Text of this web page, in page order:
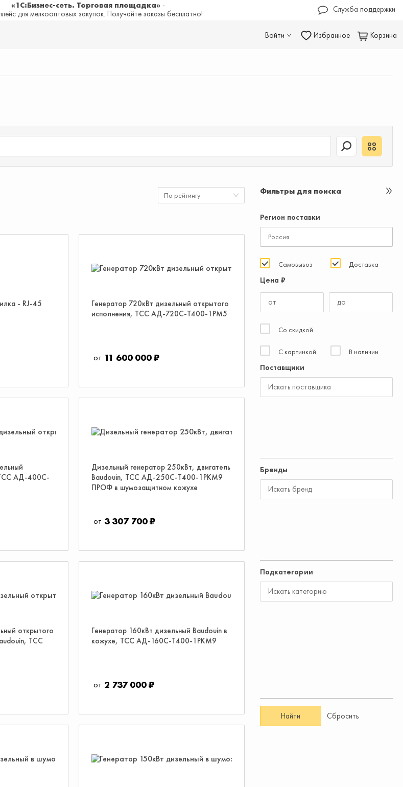
«1С:Бизнес-сеть. Торговая площадка» -
для мелкооптовых закупок. Получайте заказы бесплатно!
Служба поддержки
Войти Избранное Корзина
По рейтингу
- RJ-45
Генератор 720кВт дизельный открытого
исполнения, ТСС АД-720С-Т400-1РМ5
11 600 000 ₽
ТСС АД-400С-
Дизельный генератор 250кВт, двигатель
Baudouin, ТСС АД-250С-Т400-1РКМ9
ПРОФ в шумозащитном кожухе
3 307 700 ₽
открытого
ТСС
Генератор 160кВт дизельный Baudouin в
кожухе, ТСС АД-160С-Т400-1РКМ9
2 737 000 ₽
Фильтры для поиска
Регион поставки
Самовывоз Доставка
Цена ₽
Со скидкой
С картинкой В наличии
Поставщики
Бренды
Подкатегории
Найти Сбросить